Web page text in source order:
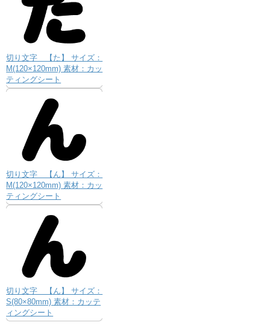
切り文字 【た】 サイズ：
M(120×120mm) 素材：カッ
ティングシート
切り文字 【ん】 サイズ：
M(120×120mm) 素材：カッ
ティングシート
切り文字 【ん】 サイズ：
S(80×80mm) 素材：カッテ
ィングシート